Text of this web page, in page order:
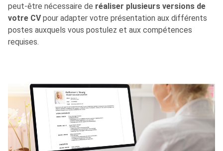
peut-être nécessaire de réaliser plusieurs versions de
votre CVpour adapter votre présentation aux différents
postes auxquels vous postulez et aux compétences
requises.